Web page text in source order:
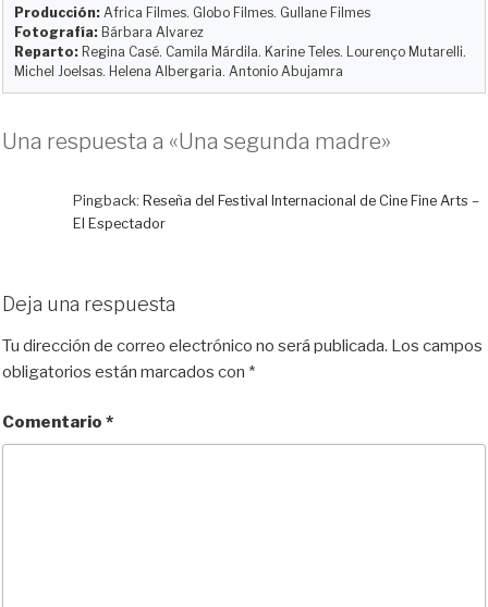
n
k
i
r
Producción: Africa Filmes. Globo Filmes. Gullane Filmes
Fotografía: Bárbara Alvarez
Reparto: Regina Casé. Camila Márdila. Karine Teles. Lourenço Mutarelli.
Michel Joelsas. Helena Albergaria. Antonio Abujamra
Una respuesta a «Una segunda madre»
Pingback: Reseña del Festival Internacional de Cine Fine Arts –
El Espectador
Deja una respuesta
Tu dirección de correo electrónico no será publicada. Los campos
obligatorios están marcados con *
Comentario *